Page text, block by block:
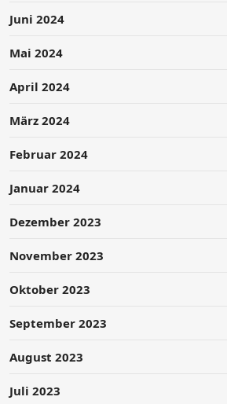
Juni 2024
Mai 2024
April 2024
März 2024
Februar 2024
Januar 2024
Dezember 2023
November 2023
Oktober 2023
September 2023
August 2023
Juli 2023